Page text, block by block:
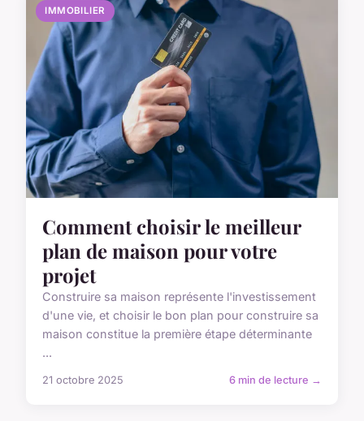
IMMOBILIER
Comment choisir le meilleur
plan de maison pour votre
projet
Construire sa maison représente l'investissement
d'une vie, et choisir le bon plan pour construire sa
maison constitue la première étape déterminante
...
21 octobre 2025 6 min de lecture →